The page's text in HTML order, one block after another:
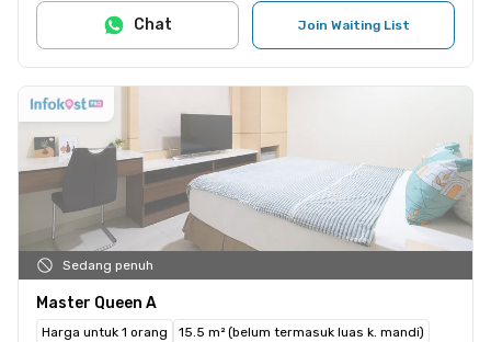
Join Waiting List
Chat
Sedang penuh
Master Queen A
Harga untuk 1 orang
15.5 m² (belum termasuk luas k. mandi)